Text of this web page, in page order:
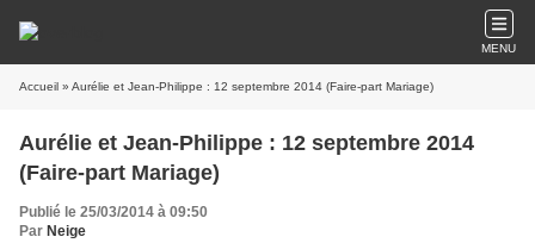
MENU
Accueil » Aurélie et Jean-Philippe : 12 septembre 2014 (Faire-part Mariage)
Aurélie et Jean-Philippe : 12 septembre 2014
(Faire-part Mariage)
Publié le 25/03/2014 à 09:50
Par Neige